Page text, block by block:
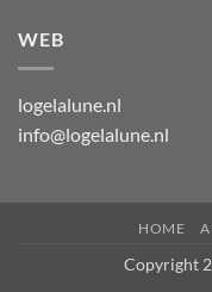
WEB
logelalune.nl
info@logelalune.nl
HOME
Copyright